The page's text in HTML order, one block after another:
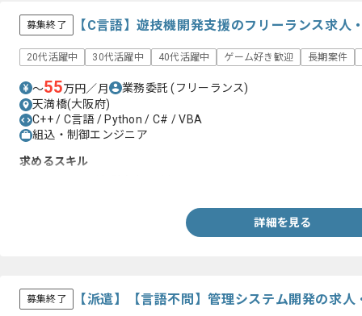
募集終了 【C言語】遊技機開発支援のフリーランス求人
20代活躍中 30代活躍中 40代活躍中 ゲーム好き歓迎 長期案件
〜55万円／月 業務委託(フリーランス)
天満橋(大阪府)
C++ / C言語 / Python / C# / VBA
組込・制御エンジニア
求めるスキル
詳細を見る
募集終了 【派遣】【言語不問】管理システム開発の求人